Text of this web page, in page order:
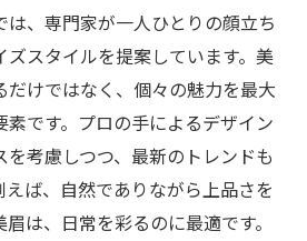
、専門家が一人ひとりの顔立ち
ズスタイルを提案しています。美
けではなく、個々の魅力を最大
です。プロの手によるデザイン
考慮しつつ、最新のトレンドも
ば、自然でありながら上品さを
は、日常を彩るのに最適です。